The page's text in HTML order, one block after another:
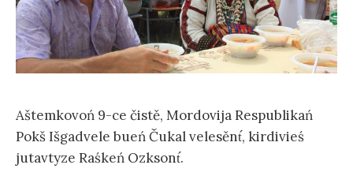
Aštemkovoń 9-ce čistě, Mordovija Respublikań
Pokš Išgadvele bueń Čukal velesěnt́, kirdivieś
jutavtyze Raśkeń Ozksont́.